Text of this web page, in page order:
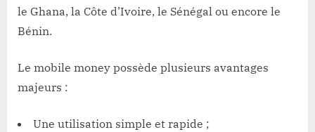
le Ghana, la Côte d’Ivoire, le Sénégal ou encore le
Bénin.
Le mobile money possède plusieurs avantages
majeurs :
Une utilisation simple et rapide ;